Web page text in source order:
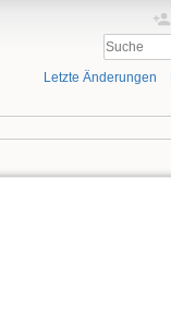
Letzte Änderungen